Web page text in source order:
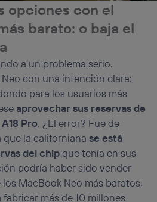
opciones con el
barato: o baja el
a un problema serio.
con una intención clara:
para los usuarios más
aprovechar sus reservas de
Pro. ¿El error? Fue de
que la californianase está
del chipque tenía en sus
podría haber sido vender
MacBook Neo más baratos,
más de 10 millones